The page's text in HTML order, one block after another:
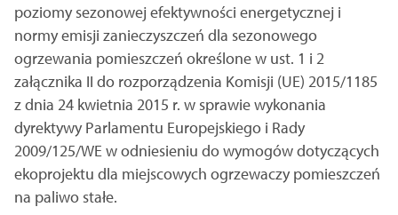
poziomy sezonowej efektywności energetycznej i
normy emisji zanieczyszczeń dla sezonowego
ogrzewania pomieszczeń określone w ust. 1 i 2
załącznika II do rozporządzenia Komisji (UE) 2015/1185
z dnia 24 kwietnia 2015 r. w sprawie wykonania
dyrektywy Parlamentu Europejskiego i Rady
2009/125/WE w odniesieniu do wymogów dotyczących
ekoprojektu dla miejscowych ogrzewaczy pomieszczeń
na paliwo stałe.